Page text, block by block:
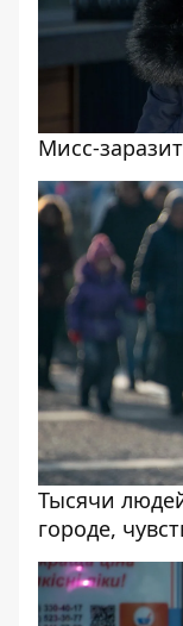
Мисс-
Тысячи
городе,